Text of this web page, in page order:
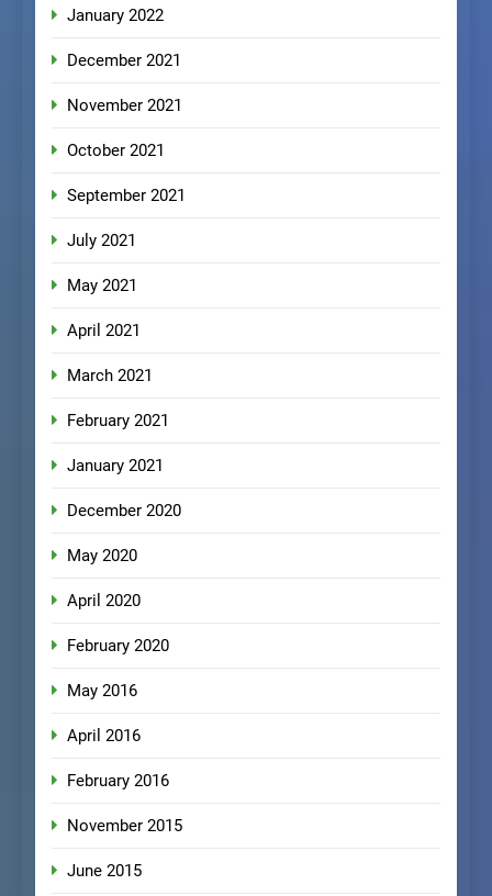
January 2022
December 2021
November 2021
October 2021
September 2021
July 2021
May 2021
April 2021
March 2021
February 2021
January 2021
December 2020
May 2020
April 2020
February 2020
May 2016
April 2016
February 2016
November 2015
June 2015